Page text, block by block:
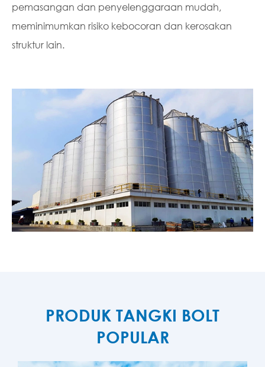
pemasangan dan penyelenggaraan mudah,
meminimumkan risiko kebocoran dan kerosakan
struktur lain.
PRODUK TANGKI BOLT
POPULAR